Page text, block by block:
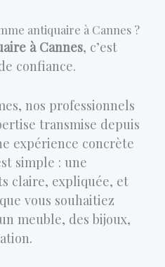
antiquaire à Cannes ?
à Cannes, c’est
confiance.
nos professionnels
transmise depuis
expérience concrète
simple : une
claire, expliquée, et
vous souhaitiez
meuble, des bijoux,